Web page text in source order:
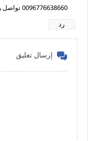
0096776638660 تواصل وتس الأردن
رد
إرسال تعليق